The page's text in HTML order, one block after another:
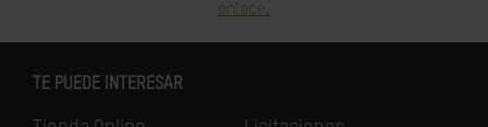
enlace.
TE PUEDE INTERESAR